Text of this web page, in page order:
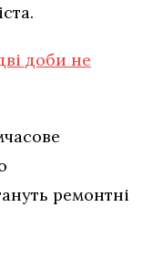
доби не
ремонтні